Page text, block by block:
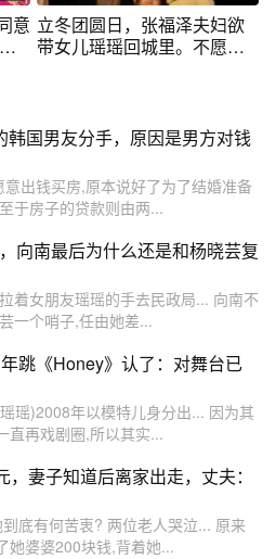
意 立冬团圆日，张福泽夫妇欲
带女儿瑶瑶回城里。不愿离
为寻回瑶瑶带来希望。#来福
护途记 #短剧 #短剧新番计划
#友和短剧 #家庭情感
韩国男友分手，原因是男方对钱
出钱买房,原本说好了为了结婚准备
于房子的贷款则由两...
向南最后为什么还是和杨晓芸复
着女朋友瑶瑶的手去民政局... 向南不
一个哨子,任由她差...
跳《Honey》认了：对舞台已
瑶)2008年以模特儿身分出... 因为其
直再戏剧圈,所以其实...
妻子知道后离家出走，丈夫：
底有何苦衷? 两位老人哭泣... 原来
她婆婆200块钱,背着她...